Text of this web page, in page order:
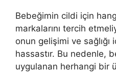
Bebeğimin cildi için
markalarını tercih
onun gelişimi ve sağlığı
hassastır. Bu nedenle,
uygulanan herhangi bir